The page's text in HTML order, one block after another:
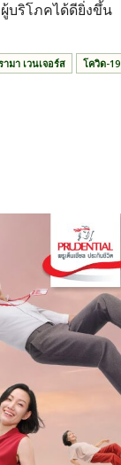
บริโภคได้ดียิ่งขึ้น
มา เวนเจอร์ส โควิด-19